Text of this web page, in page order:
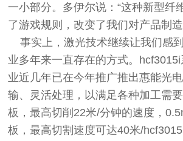
一小部分。多伊尔说：“这种新型纤
了游戏规则，改变了我们对产品制造
事实上，激光技术继续让我们感
业多年来一直存在的方式。
业近几年已在今年推广推出惠能光
输、灵活处理，以满足各种加工需
板，最高切削22米/分钟的速度，
板，最高切割速度可达40米/